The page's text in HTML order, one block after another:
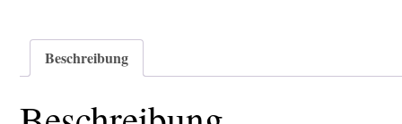
Beschreibung